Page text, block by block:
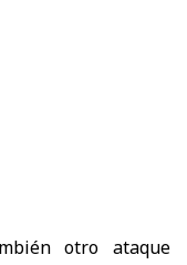
otro ataque